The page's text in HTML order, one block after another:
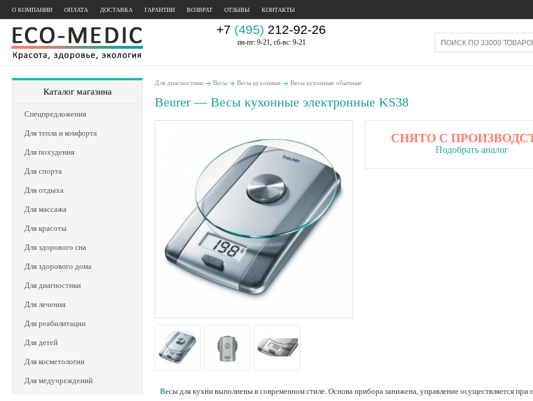
О КОМПАНИИ ОПЛАТА ДОСТАВКА ГАРАНТИИ ВОЗВРАТ ОТЗЫВЫ КОНТАКТЫ
+7 (495) 212-92-26
пн-пт: 9-21, сб-вс: 9-21
Каталог магазина
Спецпредложения
Для тепла и комфорта
Для похудения
Для спорта
Для отдыха
Для массажа
Для красоты
Для здорового сна
Для здорового дома
Для диагностики
Для лечения
Для реабилитации
Для детей
Для косметологии
Для медучреждений
Для диагностики Весы Весы кухонные Весы кухонные обычные
Beurer — Весы кухонные электронные KS38
СНЯТО С
Подобрать аналог
Весы для кухни выполнены в современном стиле. Основа прибора занижена, управление осуществляется